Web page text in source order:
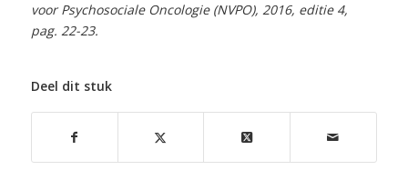
voor Psychosociale Oncologie (NVPO), 2016, editie 4,
pag. 22-23.
Deel dit stuk